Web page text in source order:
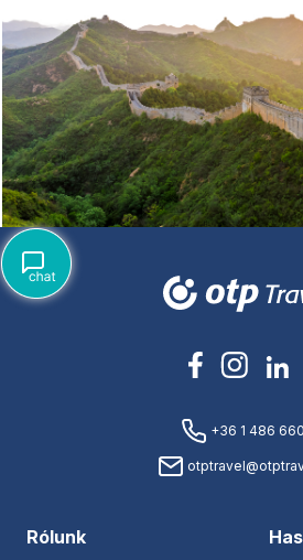
+36 1 486
Rólunk